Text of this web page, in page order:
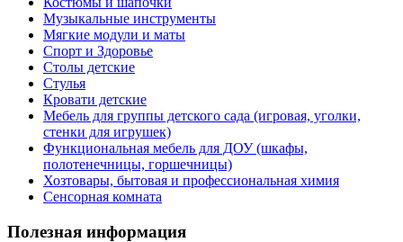
Музыкальные инструменты
Мягкие модули и маты
Спорт и Здоровье
Столы детские
Стулья
Кровати детские
Мебель для группы детского сада (игровая, уголки,
стенки для игрушек)
Функциональная мебель для ДОУ (шкафы,
полотенечницы, горшечницы)
Хозтовары, бытовая и профессиональная химия
Сенсорная комната
Полезная информация